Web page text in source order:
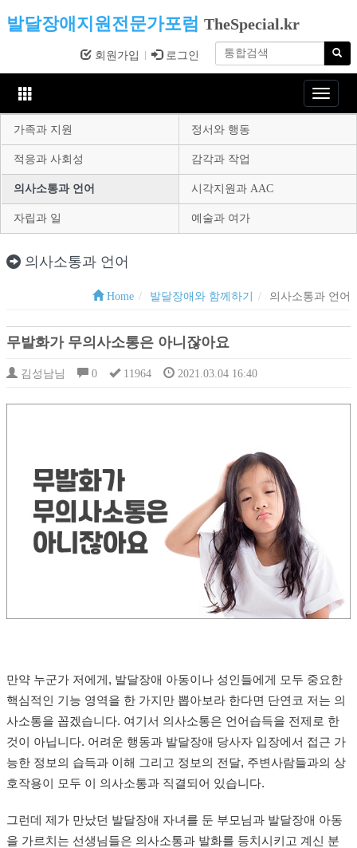
발달장애지원전문가포럼 TheSpecial.kr
회원가입 로그인
Toggle
가족과 지원
정서와 행동
적응과 사회성 감각과 작업
의사소통과 언어 시각지원과 AAC
자립과 일 예술과 여가
의사소통과 언어
Home 발달장애와 함께하기 의사소통과 언어
무발화가 무의사소통은 아니잖아요
김성남님 0 11964 2021.03.04 16:40
만약 누군가 저에게, 발달장애 아동이나 성인들에게 모두 중요한
핵심적인 기능 영역을 한 가지만 뽑아보라 한다면 단연코 저는 의
사소통을 꼽겠습니다. 여기서 의사소통은 언어습득을 전제로 한
것이 아닙니다. 어려운 행동과 발달장애 당사자 입장에서 접근 가
능한 정보의 습득과 이해 그리고 정보의 전달, 주변사람들과의 상
호작용이 모두 이 의사소통과 직결되어 있습니다.
그런데 제가 만났던 발달장애 자녀를 둔 부모님과 발달장애 아동
을 가르치는 선생님들은 의사소통과 발화를 등치시키고 계신 분